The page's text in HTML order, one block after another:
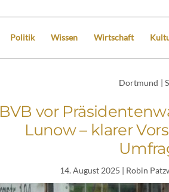
Politik Wissen Wirtschaft
Dortmund |
BVB vor
Lunow – klarer
14. August 2025 | Robin